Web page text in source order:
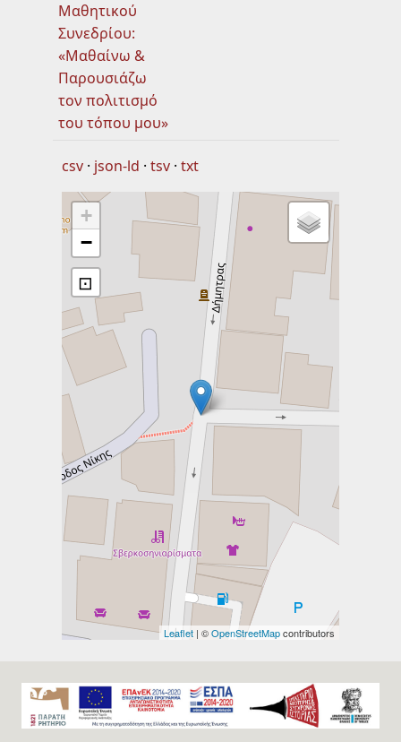
Μαθητικού
Συνεδρίου:
«Μαθαίνω &
Παρουσιάζω
τον πολιτισμό
του τόπου μου»
csv json-ld tsv txt
+
−
⊡
Leaflet | ©OpenStreetMapcontributors